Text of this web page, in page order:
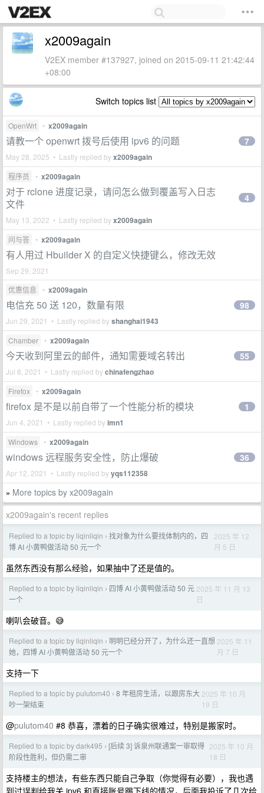
x2009again
V2EX member #137927, joined on 2015-09-11 21:42:44
+08:00
Switch topics list
OpenWrt • x2009again
请教一个 openwrt 拨号后使用 ipv6 的问题
May 28, 2025 • Lastly replied byx2009again
7
程序员 • x2009again
对于 rclone 进度记录，请问怎么做到覆盖写入日志
文件
May 13, 2022 • Lastly replied byx2009again
4
问与答 • x2009again
有人用过 Hbuilder X 的自定义快捷键么，修改无效
Sep 29, 2021
优惠信息
• x2009again
电信充 50 送 120，数量有限
Jun 29, 2021 • Lastly replied byshanghai1943
98
Chamber • x2009again
今天收到阿里云的邮件，通知需要域名转出
Jul 8, 2021 • Lastly replied bychinafengzhao
55
Firefox • x2009again
firefox 是不是以前自带了一个性能分析的模块
Jun 4, 2021 • Lastly replied byimn1
1
Windows • x2009again
windows 远程服务安全性，防止爆破
Apr 12, 2021 • Lastly replied byyqs112358
36
» More topics by x2009again
x2009again's recent replies
Replied to a topic by liqinliqin › 找对象为什么要找体制内的，四
博 AI 小黄鸭做活动 50 元一个
2025 年 12
月 5 日
虽然东西没有那么经验，如果抽中了还是值的。
Replied to a topic by liqinliqin › 四博 AI 小黄鸭做活动 50 元
一个
2025 年 11 月 13
日
喇叭会破音。😅
Replied to a topic by liqinliqin › 明明已经分开了，为什么还一直想
她，四博 AI 小黄鸭做活动 50 元一个
2025 年 11
月 7 日
支持一下
Replied to a topic by pulutom40 › 8 年租房生活，以跟房东大
吵一架结束
2025 年 10 月
19 日
@pulutom40 #8 恭喜，漂着的日子确实很难过，特别是搬家时。
Replied to a topic by dark495 › [后续 3] 诉泉州联通案一审取得
阶段性胜利，但仍需二审
2025 年 10 月
18 日
支持楼主的想法，有些东西只能自己争取（你觉得有必要），我也遇
到过误判给我关 ipv6 和直接账号踢下线的情况，后面我投诉了几次给